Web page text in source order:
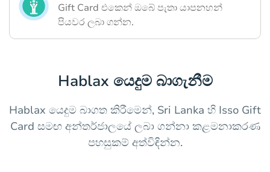
Gift Card එකෙන් ඔබේ පැතා යාපනහන්
පියවර ලබා ගන්න.
Hablax යෙදුම බාගැනීම
Hablax යෙදුම බාගත කිරීමෙන්, Sri Lanka හි Isso Gift
Card සමඟ අන්තර්ජාලයේ ලබා ගන්නා කළමනාකරණ
පහසුකම් අත්විඳින්න.